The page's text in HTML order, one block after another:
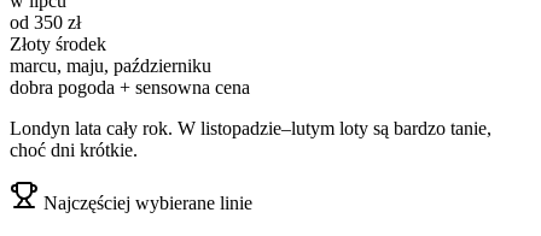
od 350 zł
Złoty środek
marcu, maju, październiku
dobra pogoda + sensowna cena
Londyn lata cały rok. W listopadzie–lutym loty są bardzo tanie,
choć dni krótkie.
Najczęściej wybierane linie